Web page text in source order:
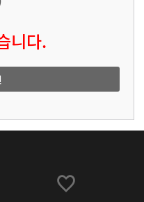
니다.